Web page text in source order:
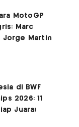
MotoGP
Marc
Jorge Martin
di BWF
2026: 11
Juara!